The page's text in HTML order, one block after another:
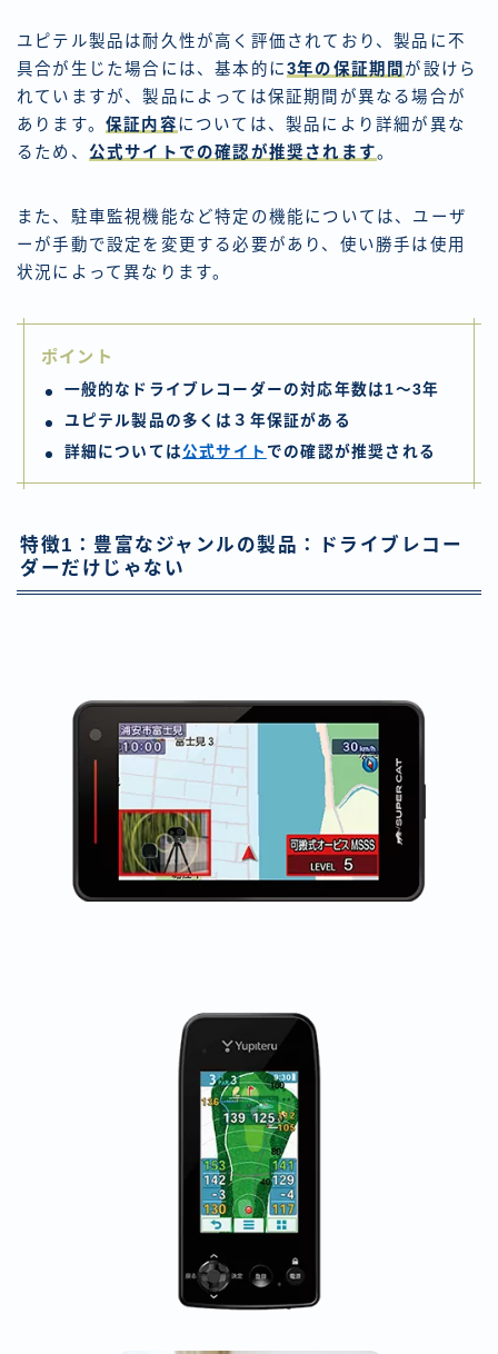
ユピテル製品は耐久性が高く評価されており、製品に不
具合が生じた場合には、基本的に3年の保証期間 が設けら
れていますが、製品によっては保証期間が異なる場合が
あります。 保証内容については、製品により詳細が異な
るため、 公式サイトでの確認が推奨されます。
また、駐車監視機能など特定の機能については、ユーザ
ーが手動で設定を変更する必要があり、使い勝手は使用
状況によって異なります。
ポイント
一般的なドライブレコーダーの対応年数は1～3年
ユピテル製品の多くは３年保証がある
詳細については公式サイト での確認が推奨される
特徴1：豊富なジャンルの製品：ドライブレコー
ダーだけじゃない